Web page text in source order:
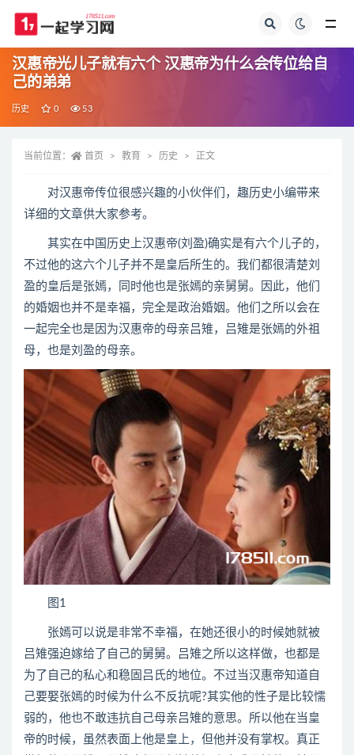
汉惠帝光儿子就有六个 汉惠帝为什么会传位给自
己的弟弟
历史 0 53
当前位置： 首页 教育 历史 正文
对汉惠帝传位很感兴趣的小伙伴们，趣历史小编带来
详细的文章供大家参考。
其实在中国历史上汉惠帝(刘盈)确实是有六个儿子的，
不过他的这六个儿子并不是皇后所生的。我们都很清楚刘
盈的皇后是张嫣，同时他也是张嫣的亲舅舅。因此，他们
的婚姻也并不是幸福，完全是政治婚姻。他们之所以会在
一起完全也是因为汉惠帝的母亲吕雉，吕雉是张嫣的外祖
母，也是刘盈的母亲。
图1
张嫣可以说是非常不幸福，在她还很小的时候她就被
吕雉强迫嫁给了自己的舅舅。吕雉之所以这样做，也都是
为了自己的私心和稳固吕氏的地位。不过当汉惠帝知道自
己要娶张嫣的时候为什么不反抗呢?其实他的性子是比较懦
弱的，他也不敢违抗自己母亲吕雉的意思。所以他在当皇
帝的时候，虽然表面上他是皇上，但他并没有掌权。真正